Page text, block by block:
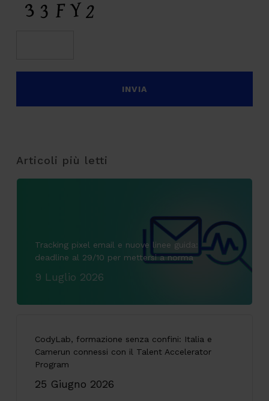
Articoli più letti
Tracking pixel email e nuove linee guida:
deadline al 29/10 per mettersi a norma
9 Luglio 2026
CodyLab, formazione senza confini: Italia e
Camerun connessi con il Talent Accelerator
Program
25 Giugno 2026